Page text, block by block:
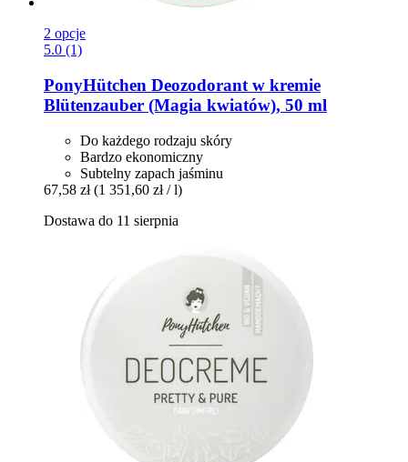
2 opcje
5.0 (1)
PonyHütchen Deozodorant w kremie
Blütenzauber (Magia kwiatów), 50 ml
Do każdego rodzaju skóry
Bardzo ekonomiczny
Subtelny zapach jaśminu
67,58 zł (1 351,60 zł / l)
Dostawa do 11 sierpnia